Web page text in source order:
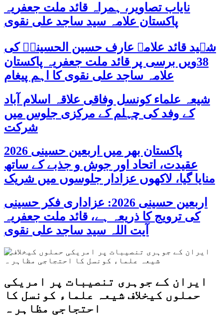
نایاب تصاویر، ہمراہ قائد ملت جعفریہ
پاکستان علامہ سید ساجد علی نقوی
شہید قائد علامہ عارف حسین الحسینیؒ کی
38ویں برسی پر قائد ملت جعفریہ پاکستان
علامہ ساجد علی نقوی کا اہم پیغام
شیعہ علماء کونسل وفاقی علاقہ اسلام آباد
کے وفد کی چہلم کے مرکزی جلوس میں
شرکت
پاکستان بھر میں اربعین حسینی 2026
عقیدت، اتحاد اور جوش و جذبے کے ساتھ
منایا گیا، لاکھوں عزادار جلوسوں میں شریک
اربعین حسینی 2026: عزاداری فکر حسینی
کی ترویج کا ذریعہ ہے، قائد ملت جعفریہ
آیت اللہ سید ساجد علی نقوی
ایران کے جوہری تنصیبات پر امریکی
حملوں کیخلاف شیعہ علماء کونسل کا
احتجاجی مظاہر ہ